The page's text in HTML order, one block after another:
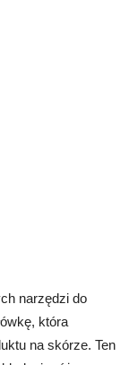
narzędzi do
która
na skórze. Ten